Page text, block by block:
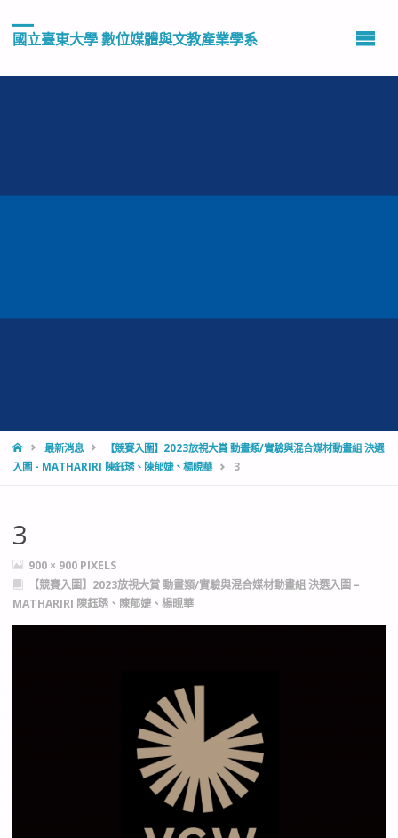
國立臺東大學 數位媒體與文教產業學系
HOME最新消息
【競賽入圍】2023放視大賞 動畫類/實驗與混合媒材動畫組 決選
入圍 - MATHARIRI 陳鈺琇、陳郁婕、楊晛華
3
3
FULL
SIZE
900 × 900 PIXELS
【競賽入圍】2023放視大賞 動畫類/實驗與混合媒材動畫組 決選入圍 –
MATHARIRI 陳鈺琇、陳郁婕、楊晛華